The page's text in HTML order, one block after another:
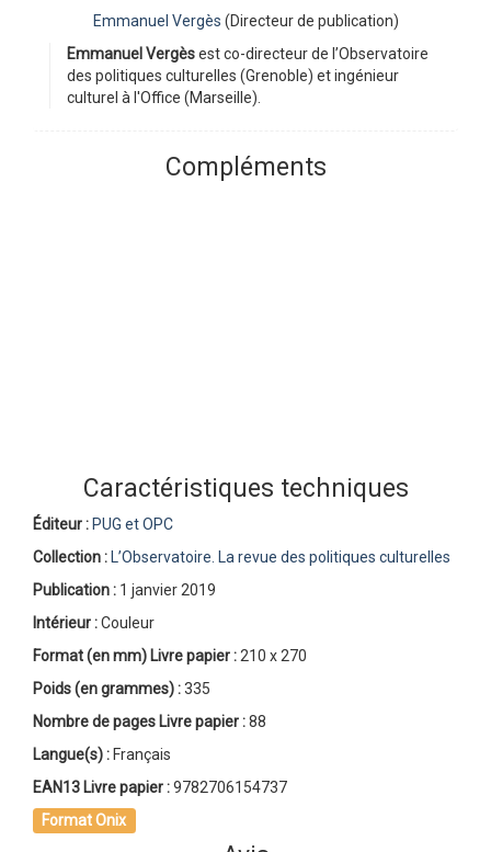
Emmanuel Vergès (Directeur de publication)
Emmanuel Vergèsest co-directeur de l’Observatoire
des politiques culturelles (Grenoble) et ingénieur
culturel à l'Office (Marseille).
Compléments
Caractéristiques techniques
Éditeur : PUG et OPC
Collection : L’Observatoire. La revue des politiques culturelles
Publication : 1 janvier 2019
Intérieur :Couleur
Format (en mm) Livre papier : 210 x 270
Poids (en grammes) :335
Nombre de pages Livre papier :88
Langue(s) : Français
EAN13 Livre papier :9782706154737
Format Onix